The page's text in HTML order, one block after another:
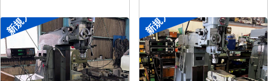
新規入荷
#2ラムフライス盤
メーカー 静岡
形 式 VHR-SD
新規入荷
#1ラムフライス盤
メーカー 静岡
形 式 ST-BC